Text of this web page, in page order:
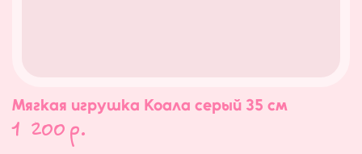
Мягкая игрушка Коала серый 35 см
1 200 р.